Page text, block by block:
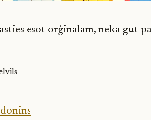
esot orģinālam, nekā gūt